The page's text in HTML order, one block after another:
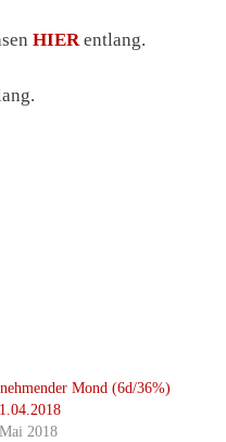
HIERentlang.
Mond (6d/36%)
2018